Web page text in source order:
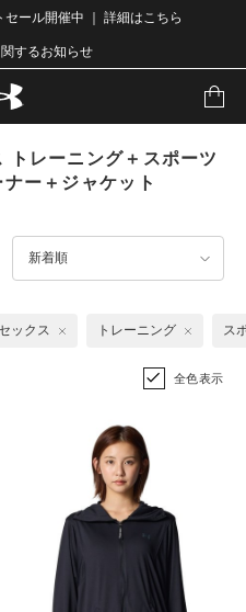
セール開催中 ｜ 詳細はこちら
するお知らせ
トレーニング＋スポーツ
ー＋ジャケット
新着順
ックス トレーニング ス
全色表示